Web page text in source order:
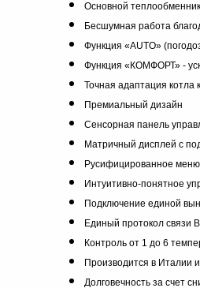
Основной
Бесшумная работа
Функция «AUTO»
Функция «КОМФОРТ» -
Точная адаптация котла
Премиальный дизайн
Сенсорная панель
Матричный дисплей с
Русифицированное меню
Интуитивно-понятное
Подключение единой
Единый протокол связи
Контроль от 1 до 6
Производится в Италии
Долговечность за счет